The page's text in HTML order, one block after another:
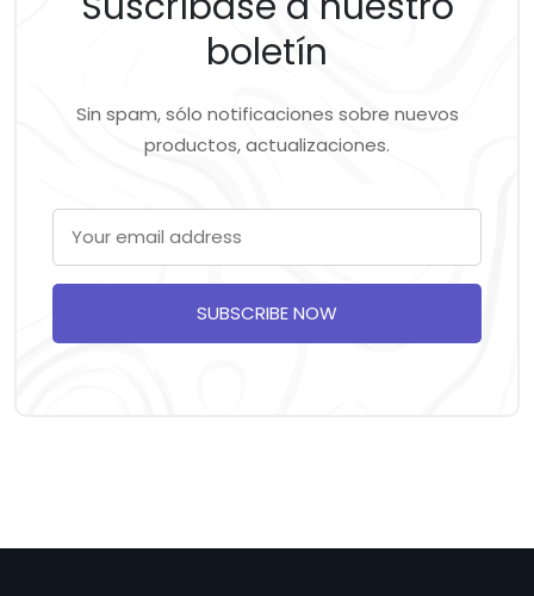
boletín
Sin spam, sólo notificaciones sobre nuevos
productos, actualizaciones.
SUBSCRIBE NOW